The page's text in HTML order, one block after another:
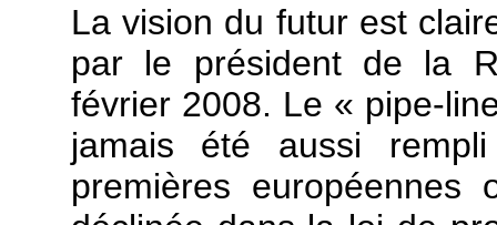
La vision du futur est
par le président de la
février 2008. Le « pipe-
jamais été aussi
premières